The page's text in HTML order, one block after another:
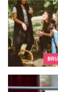
Que faire
20 raisons